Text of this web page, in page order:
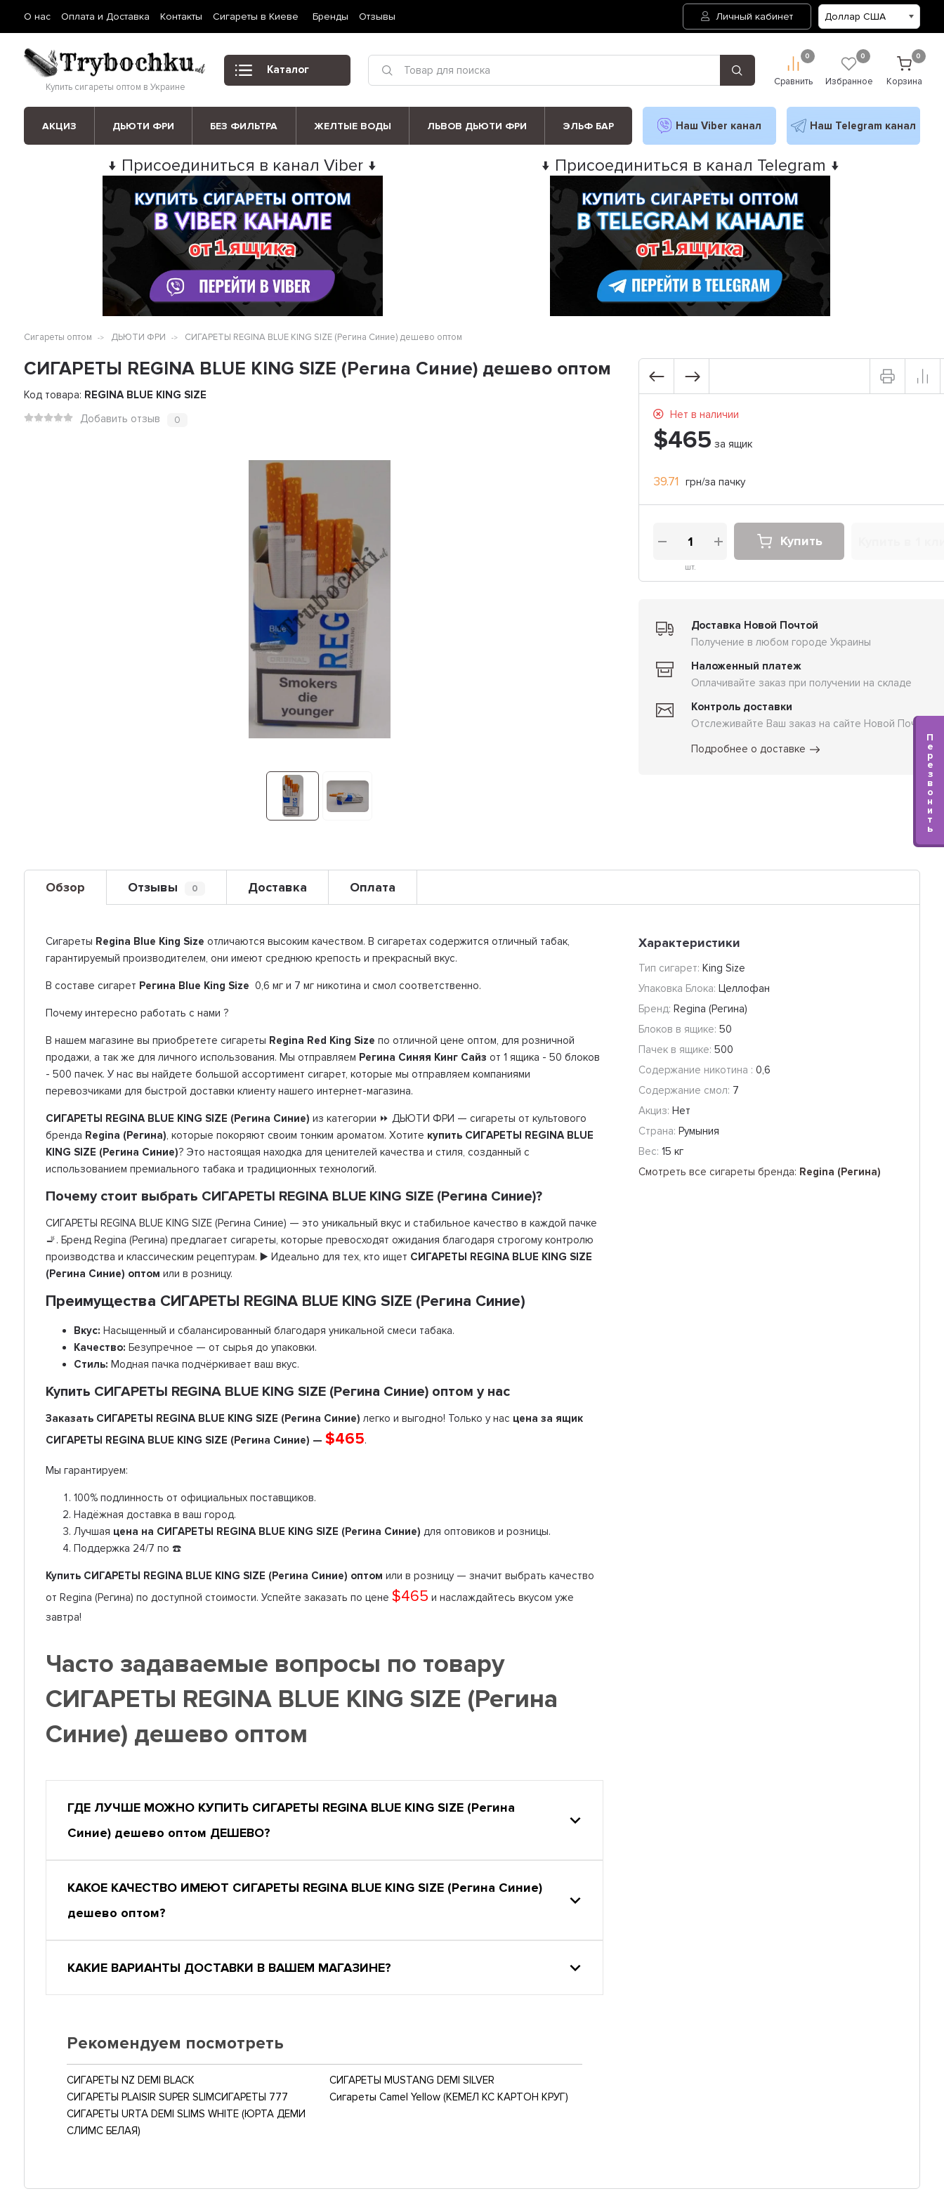
О нас Оплата и Доставка Контакты Сигареты в Киеве Бренды Отзывы Личный кабинет
Купить сигареты оптом в Украине
Каталог
0
Сравнить
0
Избранное
0
Корзина
АКЦИЗ ДЬЮТИ ФРИ БЕЗ ФИЛЬТРА ЖЕЛТЫЕ ВОДЫ ЛЬВОВ ДЬЮТИ ФРИ ЭЛЬФ БАР Наш Viber канал Наш Telegram канал
↓ Присоединиться в канал Viber ↓ ↓ Присоединиться в канал Telegram ↓
Сигареты оптом ДЬЮТИ ФРИ СИГАРЕТЫ REGINA BLUE KING SIZE (Регина Синие) дешево оптом
СИГАРЕТЫ REGINA BLUE KING SIZE (Регина Синие) дешево оптом
Код товара: REGINA BLUE KING SIZE
Добавить отзыв
0 Нет в наличии
$465 за ящик
39.71 грн/за пачку
шт.
Купить
Доставка Новой Почтой
Получение в любом городе Украины
Наложенный платеж
Оплачивайте заказ при получении на складе
Контроль доставки
Отслеживайте Ваш заказ на сайте Новой Почты
Подробнее о доставке
Обзор Отзывы 0 Доставка Оплата
Сигареты Regina Blue King Size отличаются высоким качеством. В сигаретах содержится отличный табак,
гарантируемый производителем, они имеют среднюю крепость и прекрасный вкус.
В составе сигарет Регина Blue King Size 0,6 мг и 7 мг никотина и смол соответственно.
Почему интересно работать с нами ?
В нашем магазине вы приобретете сигареты Regina Red King Size по отличной цене оптом, для розничной
продажи, а так же для личного использования. Мы отправляем Регина Синяя Кинг Сайз от 1 ящика - 50 блоков
- 500 пачек. У нас вы найдете большой ассортимент сигарет, которые мы отправляем компаниями
перевозчиками для быстрой доставки клиенту нашего интернет-магазина.
СИГАРЕТЫ REGINA BLUE KING SIZE (Регина Синие) из категории ⏩ ДЬЮТИ ФРИ — сигареты от культового
бренда Regina (Регина), которые покоряют своим тонким ароматом. Хотите купить СИГАРЕТЫ REGINA BLUE
KING SIZE (Регина Синие)? Это настоящая находка для ценителей качества и стиля, созданный с
использованием премиального табака и традиционных технологий.
Почему стоит выбрать СИГАРЕТЫ REGINA BLUE KING SIZE (Регина Синие)?
СИГАРЕТЫ REGINA BLUE KING SIZE (Регина Синие) — это уникальный вкус и стабильное качество в каждой пачке
🚬. Бренд Regina (Регина) предлагает сигареты, которые превосходят ожидания благодаря строгому контролю
производства и классическим рецептурам. ▶️ Идеально для тех, кто ищет СИГАРЕТЫ REGINA BLUE KING SIZE
(Регина Синие) оптом или в розницу.
Преимущества СИГАРЕТЫ REGINA BLUE KING SIZE (Регина Синие)
Вкус: Насыщенный и сбалансированный благодаря уникальной смеси табака.
Качество: Безупречное — от сырья до упаковки.
Стиль: Модная пачка подчёркивает ваш вкус.
Купить СИГАРЕТЫ REGINA BLUE KING SIZE (Регина Синие) оптом у нас
Заказать СИГАРЕТЫ REGINA BLUE KING SIZE (Регина Синие) легко и выгодно! Только у нас цена за ящик
СИГАРЕТЫ REGINA BLUE KING SIZE (Регина Синие) —$465.
Мы гарантируем:
100% подлинность от официальных поставщиков.
Надёжная доставка в ваш город.
Лучшая цена на СИГАРЕТЫ REGINA BLUE KING SIZE (Регина Синие) для оптовиков и розницы.
Поддержка 24/7 по ☎️
Купить СИГАРЕТЫ REGINA BLUE KING SIZE (Регина Синие) оптом или в розницу — значит выбрать качество
от Regina (Регина) по доступной стоимости. Успейте заказать по цене$465 и наслаждайтесь вкусом уже
завтра!
Часто задаваемые вопросы по товару
СИГАРЕТЫ REGINA BLUE KING SIZE (Регина
Синие) дешево оптом
ГДЕ ЛУЧШЕ МОЖНО КУПИТЬ СИГАРЕТЫ REGINA BLUE KING SIZE (Регина
Синие) дешево оптом ДЕШЕВО?
КАКОЕ КАЧЕСТВО ИМЕЮТ СИГАРЕТЫ REGINA BLUE KING SIZE (Регина Синие)
дешево оптом?
КАКИЕ ВАРИАНТЫ ДОСТАВКИ В ВАШЕМ МАГАЗИНЕ?
Рекомендуем посмотреть
СИГАРЕТЫ NZ DEMI BLACK
СИГАРЕТЫ PLAISIR SUPER SLIMСИГАРЕТЫ 777
СИГАРЕТЫ URTA DEMI SLIMS WHITE (ЮРТА ДЕМИ
СЛИМС БЕЛАЯ)
СИГАРЕТЫ MUSTANG DEMI SILVER
Сигареты Camel Yellow (КЕМЕЛ КС КАРТОН КРУГ)
Характеристики
Тип сигарет: King Size
Упаковка Блока: Целлофан
Бренд: Regina (Регина)
Блоков в ящике: 50
Пачек в ящике: 500
Содержание никотина : 0,6
Содержание смол: 7
Акциз: Нет
Страна: Румыния
Вес: 15 кг
Смотреть все сигареты бренда: Regina (Регина)
П
е
р
е
з
в
о
н
и
т
ь